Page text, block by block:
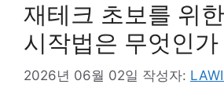
재테크 초보를 위
시작법은 무엇인가
2026년 06월 02일 작성자: